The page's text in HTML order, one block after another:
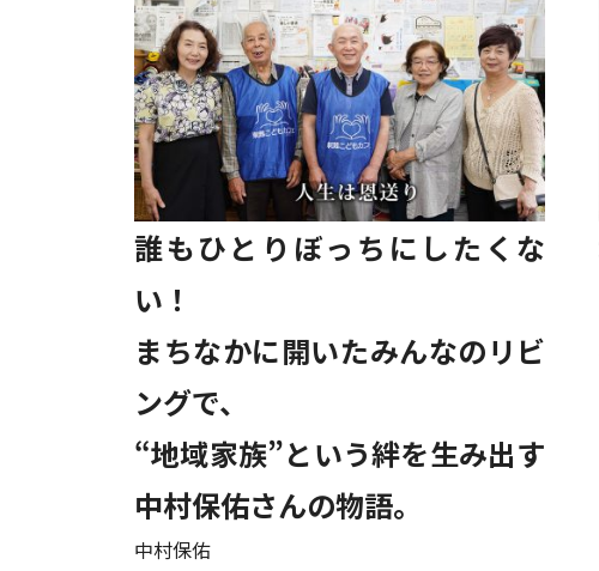
誰もひとりぼっちにしたくな
い！
まちなかに開いたみんなのリビ
ングで、
“地域家族”という絆を生み出す
中村保佑さんの物語。
中村保佑